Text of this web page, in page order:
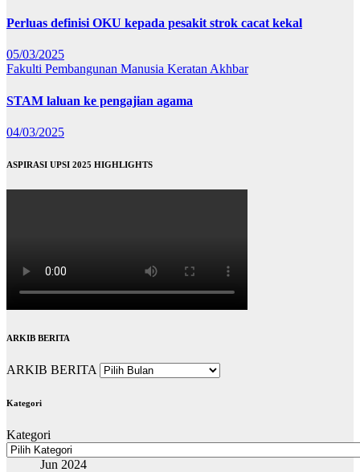
Perluas definisi OKU kepada pesakit strok cacat kekal
05/03/2025
Fakulti Pembangunan Manusia Keratan Akhbar
STAM laluan ke pengajian agama
04/03/2025
ASPIRASI UPSI 2025 HIGHLIGHTS
ARKIB BERITA
ARKIB BERITA
Kategori
Kategori
Jun 2024